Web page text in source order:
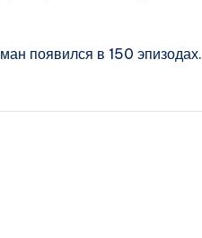
появился в 150 эпизодах.